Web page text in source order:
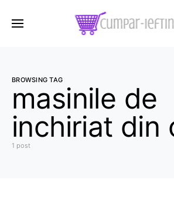
BROWSING TAG
masinile de
inchiriat din
1 post